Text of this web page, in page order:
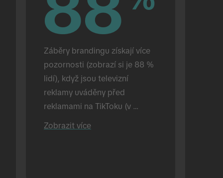
Záběry brandingu získají více
pozornosti (zobrazí si je 88 %
lidí), když jsou televizní
reklamy uváděny před
reklamami na TikToku (v
porovnání se 72 %, když jsou
Zobrazit více